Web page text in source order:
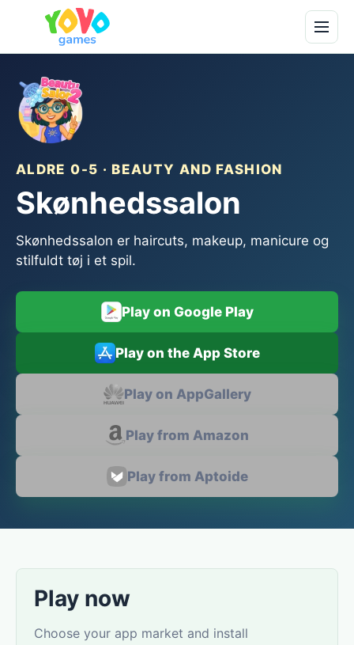
ALDRE 0-5 · BEAUTY AND FASHION
Skønhedssalon
Skønhedssalon er haircuts, makeup, manicure og
stilfuldt tøj i et spil.
Play on Google Play
Play on the App Store
Play on AppGallery
Play from Amazon
Play from Aptoide
Play now
Choose your app market and install